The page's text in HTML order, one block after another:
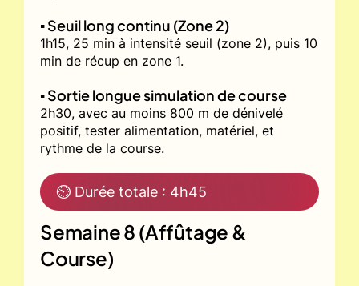
▪️ Seuil long continu (Zone 2)
1h15, 25 min à intensité seuil (zone 2), puis 10
min de récup en zone 1.
▪️ Sortie longue simulation de course
2h30, avec au moins 800 m de dénivelé
positif, tester alimentation, matériel, et
rythme de la course.
⏲ Durée totale : 4h45
Semaine 8 (Affûtage &
Course)